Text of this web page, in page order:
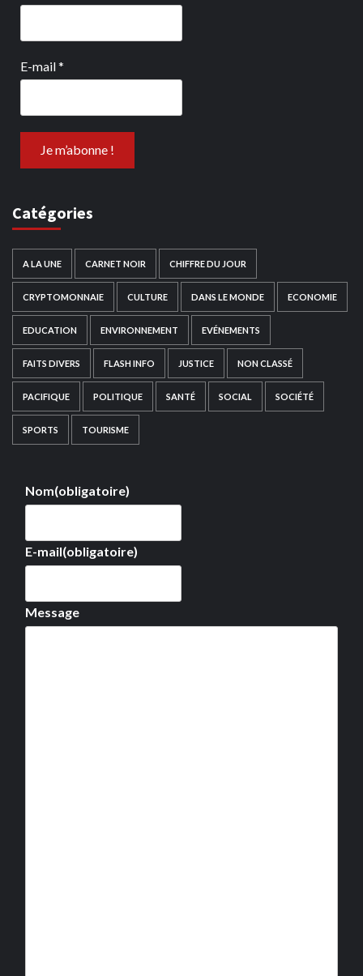
E-mail*
Catégories
A LA UNE CARNET NOIR CHIFFRE DU JOUR
CRYPTOMONNAIE CULTURE DANS LE MONDE ECONOMIE
EDUCATION ENVIRONNEMENT EVÉNEMENTS
FAITS DIVERS FLASH INFO JUSTICE NON CLASSÉ
PACIFIQUE POLITIQUE SANTÉ SOCIAL SOCIÉTÉ
SPORTS TOURISME
Nom(obligatoire)
E-mail(obligatoire)
Message